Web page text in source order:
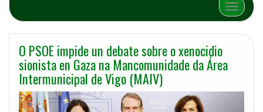
Alternar
O PSOE impide un debate sobre o xenocidio
sionista en Gaza na Mancomunidade da Área
Intermunicipal de Vigo (MAIV)